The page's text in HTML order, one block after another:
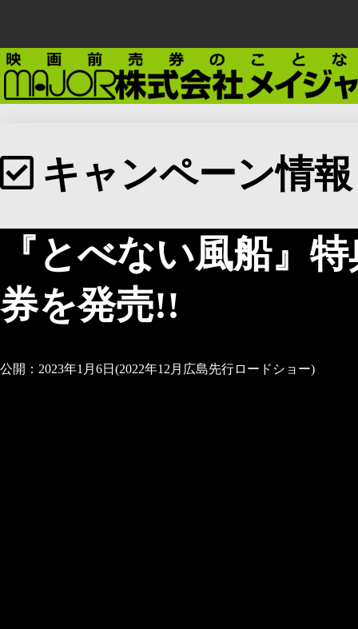
キャンペーン情報
『とべない風船』
券を発売!!
公開：2023年1月6日(2022年12月広島先行ロードショー)